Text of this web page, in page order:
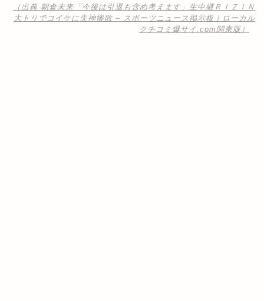
（出典 朝倉未来「今後は引退も含め考えます」生中継ＲＩＺＩＮ
大トリでコイケに失神惨敗 – スポーツニュース掲示板｜ローカル
クチコミ爆サイ.com関東版）